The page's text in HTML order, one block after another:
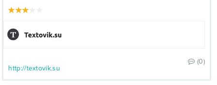
(0)
http://textovik.su